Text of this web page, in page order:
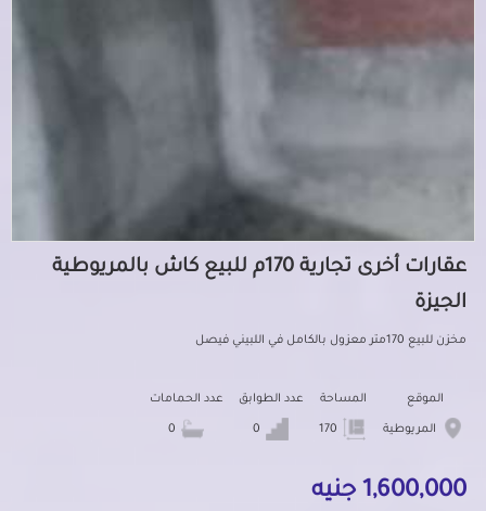
عقارات أخرى تجارية 170م للبيع كاش بالمريوطية
الجيزة
مخزن للبيع 170متر معزول بالكامل في اللبيني فيصل
الموقع
المريوطية
المساحة عدد الطوابق عدد الحمامات
1,600,000 جنيه